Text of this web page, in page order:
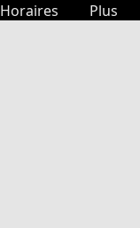
Horaires Plus